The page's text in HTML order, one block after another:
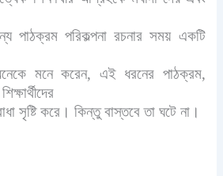
পাঠক্রম পরিকল্পনা রচনার সময় একটি
মনে করেন, এই ধরনের পাঠক্রম,
সৃষ্টি করে। কিন্তু বাস্তবে তা ঘটে না।